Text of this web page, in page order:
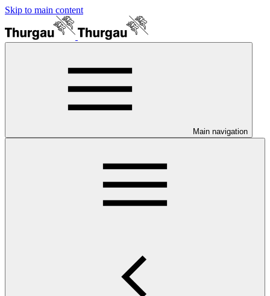
Skip to main content
Main navigation